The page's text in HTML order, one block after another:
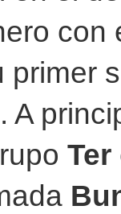
con
primer
. A
Ter